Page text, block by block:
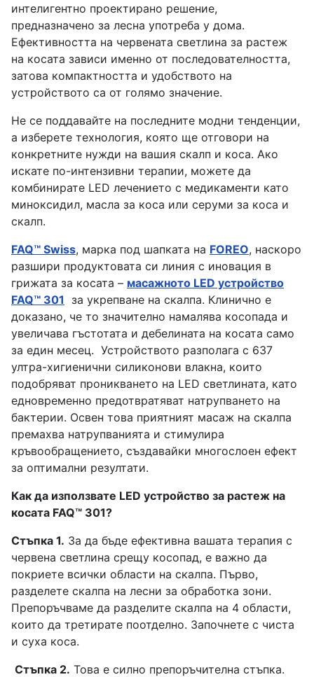
интелигентно проектирано решение,
предназначено за лесна употреба у дома.
Ефективността на червената светлина за растеж
на косата зависи именно от последователността,
затова компактността и удобството на
устройството са от голямо значение.
Не се поддавайте на последните модни тенденции,
а изберете технология, която ще отговори на
конкретните нужди на вашия скалп и коса. Ако
искате по-интензивни терапии, можете да
комбинирате LED лечението с медикаменти като
миноксидил, масла за коса или серуми за коса и
скалп.
FAQ™ Swiss, марка под шапката на FOREO, наскоро
разшири продуктовата си линия с иновация в
грижата за косата – масажното LED устройство
FAQ™ 301 за укрепване на скалпа. Клинично е
доказано, че то значително намалява косопада и
увеличава гъстотата и дебелината на косата само
за един месец. Устройството разполага с 637
ултра-хигиенични силиконови влакна, които
подобряват проникването на LED светлината, като
едновременно предотвратяват натрупването на
бактерии. Освен това приятният масаж на скалпа
премахва натрупванията и стимулира
кръвообращението, създавайки многослоен ефект
за оптимални резултати.
Как да използвате LED устройство за растеж на
косата FAQ™ 301?
Стъпка 1. За да бъде ефективна вашата терапия с
червена светлина срещу косопад, е важно да
покриете всички области на скалпа. Първо,
разделете скалпа на лесни за обработка зони.
Препоръчваме да разделите скалпа на 4 области,
които да третирате поотделно. Започнете с чиста
и суха коса.
Стъпка 2. Това е силно препоръчителна стъпка.